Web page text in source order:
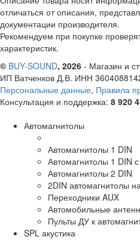
отличаться от описания,
документации производителя.
Рекомендуем при покупке
характеристик.
© BUY-SOUND, 2026 - Магазин и
ИП Ватченков Д.В. ИНН
Персональные данные, Правила
Консультация и поддержка: 8 920
Автомагнитолы
Автомагнитолы 1 DIN
Автомагнитолы 1 DIN
Автомагнитолы 2 DIN
2DIN автомагнитолы
Переходники AUX
Автомобильные
Пульты ДУ к
SPL акустика